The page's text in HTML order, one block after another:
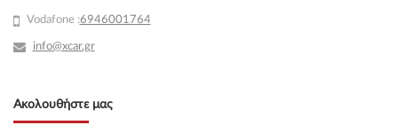
Vodafone :6946001764
info@xcar.gr
Ακολουθήστε μας